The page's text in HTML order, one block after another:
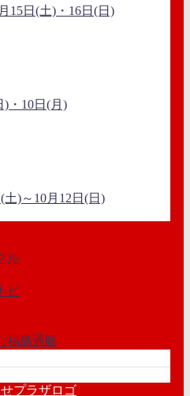
15日(土)・16日(日)
・10日(月)
)～10月12日(日)